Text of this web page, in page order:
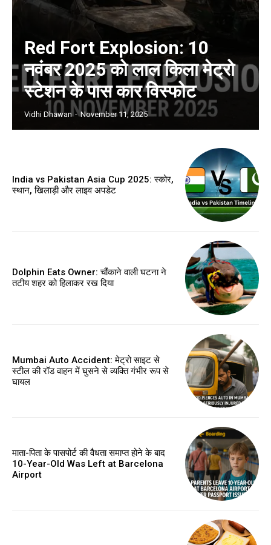
Red Fort Explosion: 10
नवंबर 2025 को लाल किला मेट्रो
स्टेशन के पास कार विस्फोट
Vidhi Dhawan - November 11, 2025
India vs Pakistan Asia Cup 2025: स्कोर,
स्थान, खिलाड़ी और लाइव अपडेट
Dolphin Eats Owner: चौंकाने वाली घटना ने
तटीय शहर को हिलाकर रख दिया
Mumbai Auto Accident: मेट्रो साइट से
स्टील की रॉड वाहन में घुसने से व्यक्ति गंभीर रूप से
घायल
माता-पिता के पासपोर्ट की वैधता समाप्त होने के बाद
10-Year-Old Was Left at Barcelona
Airport